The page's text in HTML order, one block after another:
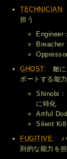
TECHNICIAN:
担う
Breacher
GHOST: 敵に
ポートする能
Shinobi
に特化
Artful
Silent
FUGITIVE: ハ
則的な能力を